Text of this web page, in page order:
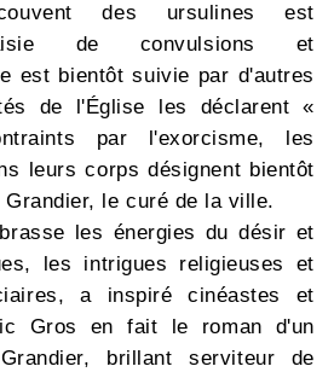
des ursulines est
de convulsions et
est bientôt suivie par d'autres
de l'Église les déclarent «
par l'exorcisme, les
leurs corps désignent bientôt
le curé de la ville.
les énergies du désir et
les intrigues religieuses et
a inspiré cinéastes et
Gros en fait le roman d'un
brillant serviteur de